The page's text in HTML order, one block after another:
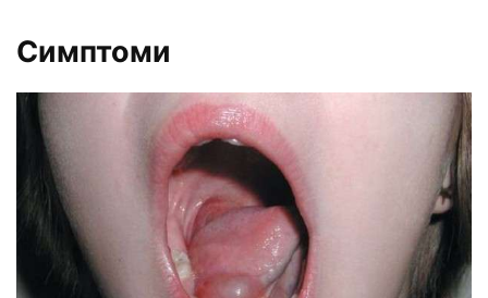
Симптоми